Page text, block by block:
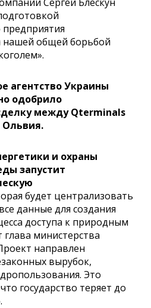
предприятия
нашей общей борьбой
агентство Украины
одобрило
между Qterminals
Ольвия.
и охраны
запустит
будет централизовать
данные для создания
доступа к природным
глава министерства
направлен
вырубок,
Это
государство теряет до